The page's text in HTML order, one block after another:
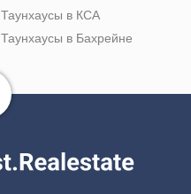
Таунхаусы в КСА
Таунхаусы в Бахрейне